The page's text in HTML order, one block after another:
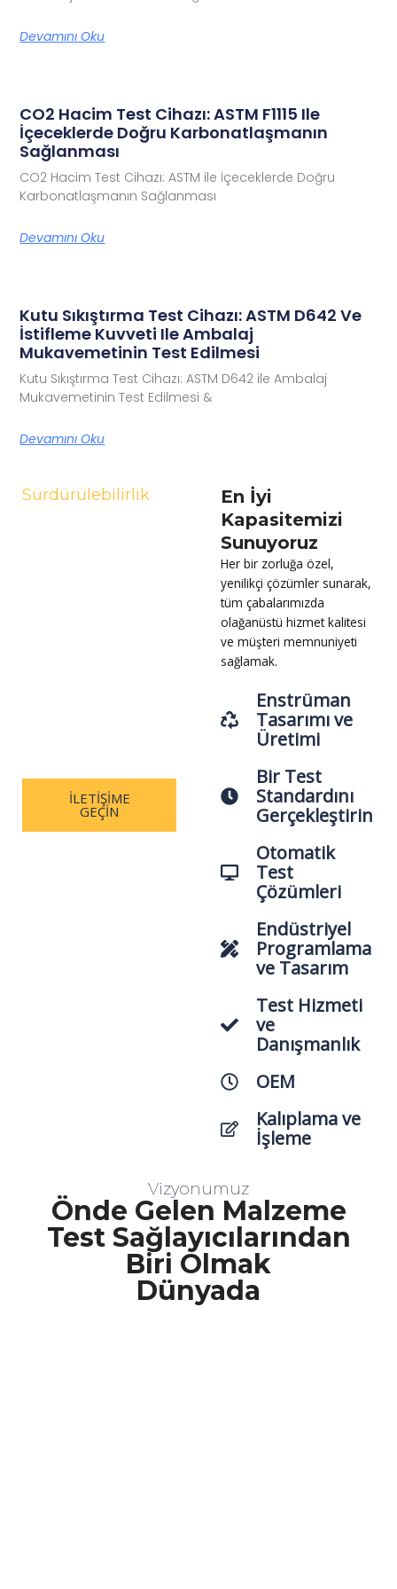
Devamını Oku
CO2 Hacim Test Cihazı: ASTM F1115 Ile
İçeceklerde Doğru Karbonatlaşmanın
Sağlanması
CO2 Hacim Test Cihazı: ASTM ile İçeceklerde Doğru
Karbonatlaşmanın Sağlanması
Devamını Oku
Kutu Sıkıştırma Test Cihazı: ASTM D642 Ve
İstifleme Kuvveti Ile Ambalaj
Mukavemetinin Test Edilmesi
Kutu Sıkıştırma Test Cihazı: ASTM D642 ile Ambalaj
Mukavemetinin Test Edilmesi &
Devamını Oku
Sürdürülebilirlik
İLETIŞIME
GEÇIN
En İyi
Kapasitemizi
Sunuyoruz
Her bir zorluğa özel,
yenilikçi çözümler sunarak,
tüm çabalarımızda
olağanüstü hizmet kalitesi
ve müşteri memnuniyeti
sağlamak.
Enstrüman
Tasarımı ve
Üretimi
Bir Test
Standardını
Gerçekleştirin
Otomatik
Test
Çözümleri
Endüstriyel
Programlama
ve Tasarım
Test Hizmeti
ve
Danışmanlık
OEM
Kalıplama ve
İşleme
Vizyonumuz
Önde Gelen Malzeme
Test Sağlayıcılarından
Biri Olmak
Dünyada